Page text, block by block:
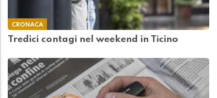
CRONACA
Tredici contagi nel weekend in Ticino